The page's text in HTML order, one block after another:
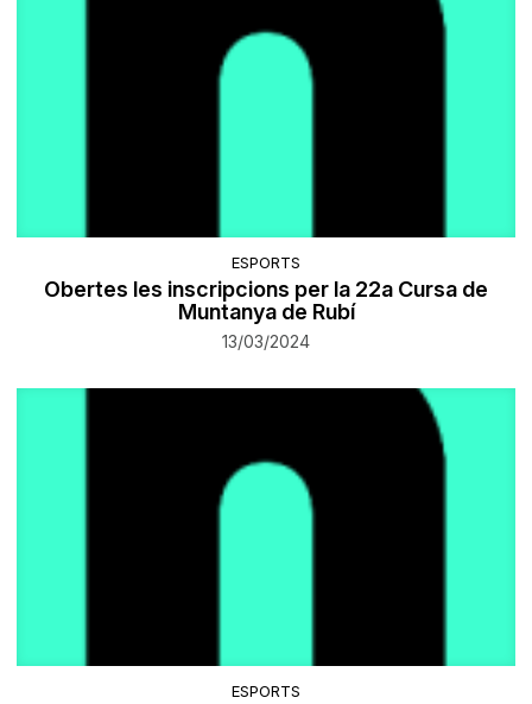
ESPORTS
Obertes les inscripcions per la 22a Cursa de
Muntanya de Rubí
13/03/2024
ESPORTS